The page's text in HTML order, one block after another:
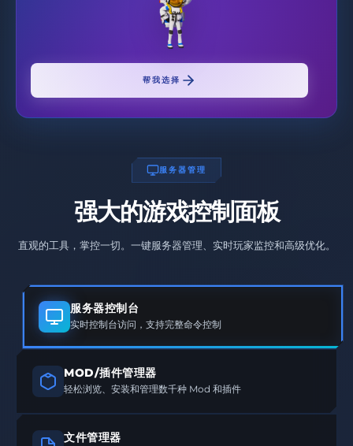
帮我选择
服务器管理
强大的游戏控制面板
直观的工具，掌控一切。一键服务器管理、实时玩家监控和高级优化。
服务器控制台
实时控制台访问，支持完整命令控制
MOD/插件管理器
轻松浏览、安装和管理数千种 Mod 和插件
文件管理器